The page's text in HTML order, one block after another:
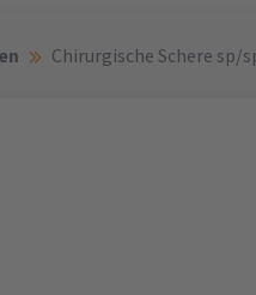
Chirurgische Schere sp/